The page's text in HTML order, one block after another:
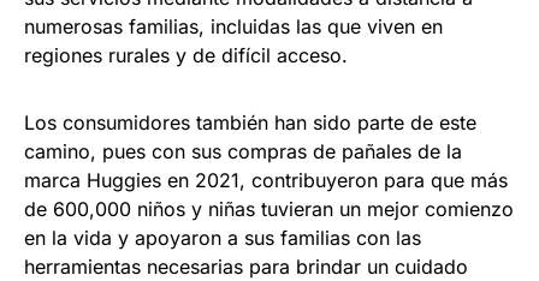
numerosas familias, incluidas las que viven en
regiones rurales y de difícil acceso.
Los consumidores también han sido parte de este
camino, pues con sus compras de pañales de la
marca Huggies en 2021, contribuyeron para que más
de 600,000 niños y niñas tuvieran un mejor comienzo
en la vida y apoyaron a sus familias con las
herramientas necesarias para brindar un cuidado